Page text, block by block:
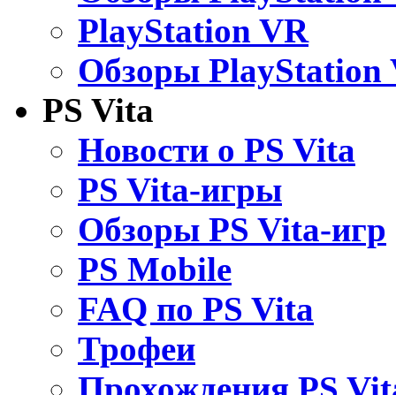
PlayStation VR
Обзоры PlayStation
PS Vita
Новости о PS Vita
PS Vita-игры
Обзоры PS Vita-игр
PS Mobile
FAQ по PS Vita
Трофеи